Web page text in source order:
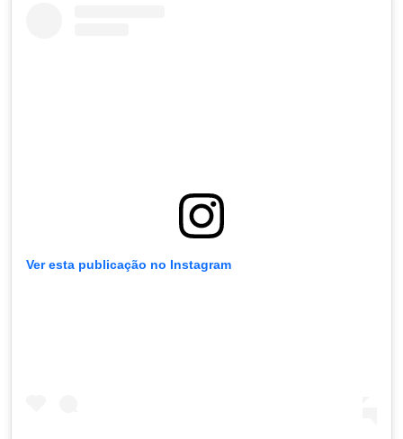
Ver esta publicação no Instagram